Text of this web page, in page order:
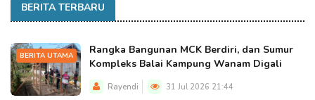
BERITA TERBARU
BERITA UTAMA
Rangka Bangunan MCK Berdiri, dan Sumur
Kompleks Balai Kampung Wanam Digali
Rayendi 31 Jul 2026 21:44